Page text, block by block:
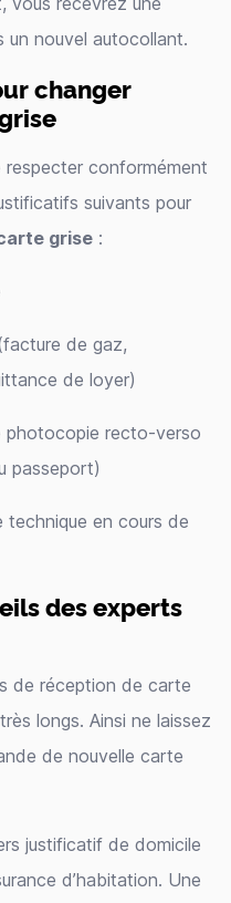
un nouvel autocollant.
changer
conformément
suivants pour
grise :
de gaz,
de loyer)
photocopie recto-verso
passeport)
en cours de
des experts
de réception de carte
longs. Ainsi ne laissez
de nouvelle carte
justificatif de domicile
d’habitation. Une